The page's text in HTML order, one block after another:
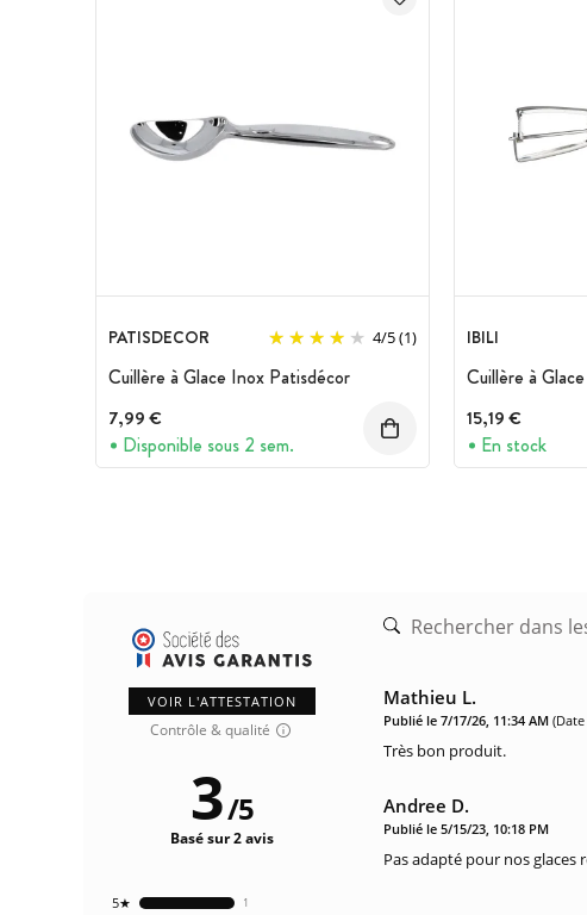
PATISDECOR 4/5(1)
Cuillère à Glace Inox Patisdécor
7,99 €
Disponible sous 2 sem.
IBILI
Cuillère à
15,19 €
En stock
VOIR L'ATTESTATION
Contrôle & qualité
1
5★
3/5
Basé sur 2 avis
Mathieu L.
Publié le 7/17/26, 11:34 AM
Très bon produit.
Andree D.
Publié le 5/15/23, 10:18 PM
Pas adapté pour nos